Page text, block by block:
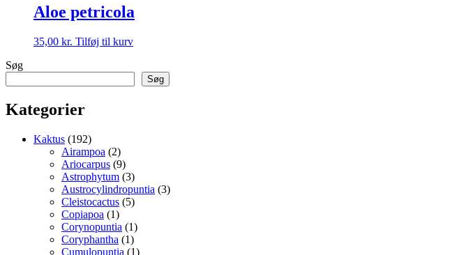
Aloe petricola
35,00 kr. Tilføj til kurv
Søg
Søg
Kategorier
Kaktus 192192
varer
Airampoa 22
varer
Ariocarpus 99
varer
Astrophytum 33
varer
Austrocylindropuntia 33
Cleistocactus 55
Copiapoa 11
vare
Corynopuntia 11
vare
Coryphantha 11
vare
Cumulopuntia 11